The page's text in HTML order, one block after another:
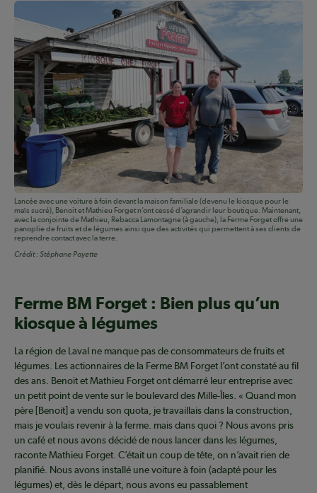
Lancée avec une voiture à foin devant la maison familiale (devenu le kiosque pour le
maïs sucré), Benoit et Mathieu Forget n’ont cessé d’agrandir leur boutique. Maintenant,
avec la conjointe de Mathieu, Rebacca Lamontagne (à gauche), la Ferme Forget offre une
panoplie de fruits et de légumes ainsi que des activités qui permettent à ses clients de
reprendre contact avec la terre.
Crédit :Stéphane Payette
Ferme BM Forget : Bien plus qu’un
kiosque à légumes
La région de Laval ne manque pas de consommateurs de fruits et
légumes. Les actionnaires de la Ferme BM Forget l’ont constaté au fil
des ans. Benoit et Mathieu Forget ont démarré leur entreprise avec
un petit point de vente sur le boulevard des Mille-Îles. « Quand mon
père [Benoit] a vendu son quota, je travaillais dans la construction,
mais je voulais revenir à la ferme. mais dans quoi ? Nous avons pris
un café et nous avons décidé de nous lancer dans les légumes,
raconte Mathieu Forget. C’était un coup de tête, on n’avait rien de
planifié. Nous avons installé une voiture à foin (adapté pour les
légumes) et, dès le départ, nous avons eu passablement